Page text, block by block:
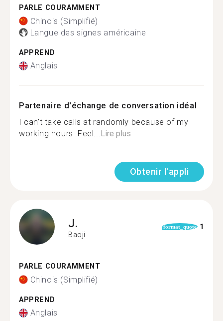
PARLE COURAMMENT
Chinois (Simplifié)
Langue des signes américaine
APPREND
Anglais
Partenaire d'échange de conversation idéal
I can't take calls at randomly because of my
working hours .Feel...Lire plus
Obtenir l'appli
J.
Baoji
format_quote 1
PARLE COURAMMENT
Chinois (Simplifié)
APPREND
Anglais